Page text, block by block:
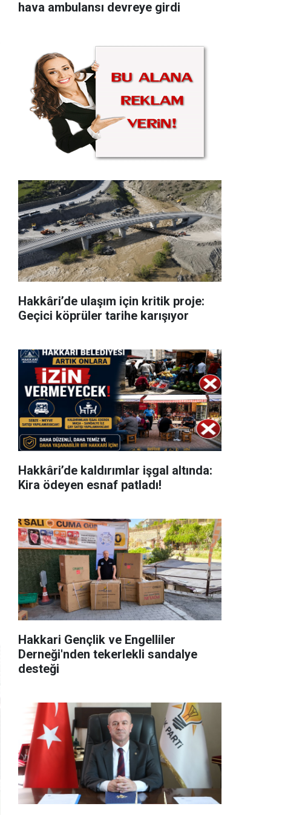
hava ambulansı devreye girdi
Hakkâri’de ulaşım için kritik proje:
Geçici köprüler tarihe karışıyor
Hakkâri’de kaldırımlar işgal altında:
Kira ödeyen esnaf patladı!
Hakkari Gençlik ve Engelliler
Derneği'nden tekerlekli sandalye
desteği